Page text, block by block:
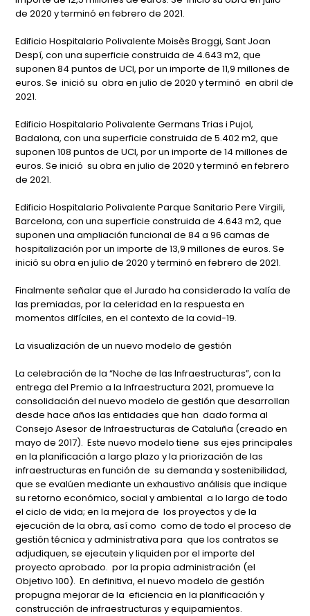
de 2020 y terminó en febrero de 2021.
Edificio Hospitalario Polivalente Moisès Broggi, Sant Joan
Despí, con una superficie construida de 4.643 m2, que
suponen 84 puntos de UCI, por un importe de 11,9 millones de
euros. Se inició su obra en julio de 2020 y terminó en abril de
2021.
Edificio Hospitalario Polivalente Germans Trias i Pujol,
Badalona, con una superficie construida de 5.402 m2, que
suponen 108 puntos de UCI, por un importe de 14 millones de
euros. Se inició su obra en julio de 2020 y terminó en febrero
de 2021.
Edificio Hospitalario Polivalente Parque Sanitario Pere Virgili,
Barcelona, con una superficie construida de 4.643 m2, que
suponen una ampliación funcional de 84 a 96 camas de
hospitalización por un importe de 13,9 millones de euros. Se
inició su obra en julio de 2020 y terminó en febrero de 2021.
Finalmente señalar que el Jurado ha considerado la valía de
las premiadas, por la celeridad en la respuesta en
momentos difíciles, en el contexto de la covid-19.
La visualización de un nuevo modelo de gestión
La celebración de la “Noche de las Infraestructuras”, con la
entrega del Premio a la Infraestructura 2021, promueve la
consolidación del nuevo modelo de gestión que desarrollan
desde hace años las entidades que han dado forma al
Consejo Asesor de Infraestructuras de Cataluña (creado en
mayo de 2017). Este nuevo modelo tiene sus ejes principales
en la planificación a largo plazo y la priorización de las
infraestructuras en función de su demanda y sostenibilidad,
que se evalúen mediante un exhaustivo análisis que indique
su retorno económico, social y ambiental a lo largo de todo
el ciclo de vida; en la mejora de los proyectos y de la
ejecución de la obra, así como como de todo el proceso de
gestión técnica y administrativa para que los contratos se
adjudiquen, se ejecutein y liquiden por el importe del
proyecto aprobado. por la propia administración (el
Objetivo 100). En definitiva, el nuevo modelo de gestión
propugna mejorar de la eficiencia en la planificación y
construcción de infraestructuras y equipamientos.